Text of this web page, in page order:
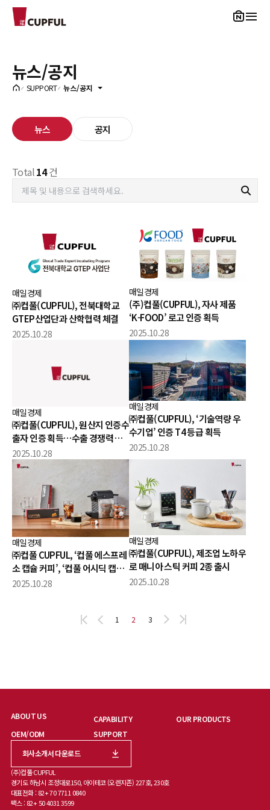
뉴스/공지
SUPPORT 뉴스/공지
뉴스 공지
Total14건
매일경제
㈜컵풀(CUPFUL), 전북대학교
GTEP산업단과 산학협력 체결
2025.10.28
매일경제
(주)컵풀(CUPFUL), 자사 제품
‘K-FOOD’ 로고 인증 획득
2025.10.28
매일경제
㈜컵풀(CUPFUL), 원산지 인증수
출자 인증 획득…수출 경쟁력 강
화 본격화
2025.10.28
매일경제
㈜컵풀(CUPFUL), ‘기술역량 우
수기업’ 인증 T4 등급 획득
2025.10.28
매일경제
㈜컵풀 CUPFUL, ‘컵풀 에스프레
소 캡슐 커피’, ‘컵풀 어시딕 캡슐
커피’ 2종 출시
2025.10.28
매일경제
㈜컵풀(CUPFUL), 제조업 노하우
로 매니아 스틱 커피 2종 출시
2025.10.28
1 2 3
ABOUT US CAPABILITY
OUR PRODUCTS
OEM/ODM
SUPPORT
(주)컵풀 CUPFUL
경기도 하남시 조정대로150, 아이테코 (오렌지존) 227호, 230호
대표전화 : 82+ 70 7711 0840
팩스 : 82+ 50 4031 3599
회사소개서 다운로드